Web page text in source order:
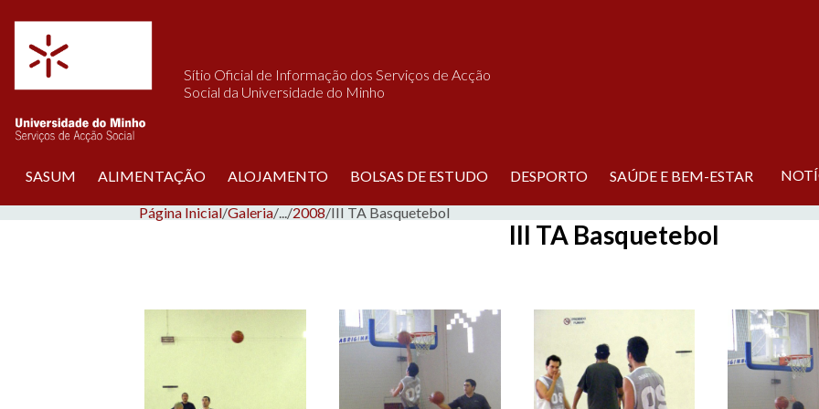
Sítio Oficial de Informação dos Serviços de Acção
Social da Universidade do Minho
SASUM ALIMENTAÇÃO ALOJAMENTO BOLSAS DE ESTUDO DESPORTO SAÚDE E BEM-ESTAR
Página Inicial/Galeria/.../2008/III TA Basquetebol
III TA Basquetebol